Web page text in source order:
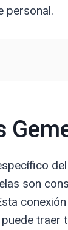
personal.
son